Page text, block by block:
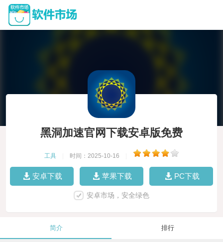
黑洞加速官网下载安卓版免费
工具 时间：2025-10-16
安卓下载 苹果下载 PC下载
安卓市场，安全绿色
简介 排行